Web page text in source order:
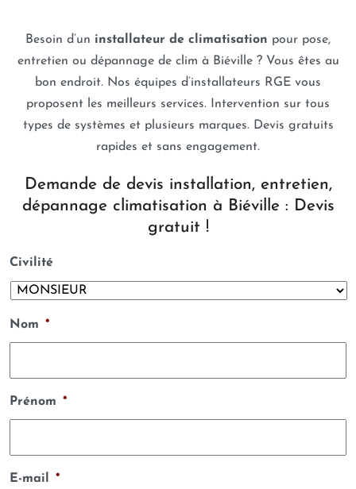
Besoin d’un installateur de climatisation pour pose,
entretien ou dépannage de clim à Biéville ? Vous êtes au
bon endroit. Nos équipes d’installateurs RGE vous
proposent les meilleurs services. Intervention sur tous
types de systèmes et plusieurs marques. Devis gratuits
rapides et sans engagement.
Demande de devis installation, entretien,
dépannage climatisation à Biéville : Devis
gratuit !
Civilité
Nom *
Prénom *
E-mail *